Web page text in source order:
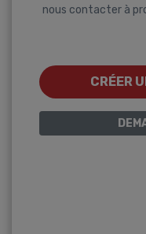
nous contacter à
CRÉER